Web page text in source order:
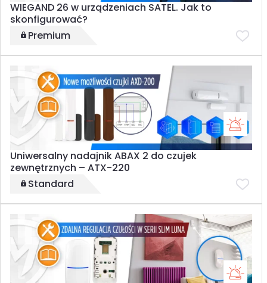
WIEGAND 26 w urządzeniach SATEL. Jak to
skonfigurować?
Premium
Uniwersalny nadajnik ABAX 2 do czujek
zewnętrznych – ATX-220
Standard